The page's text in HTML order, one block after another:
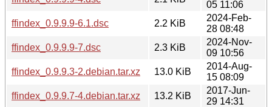
05 11:06
ffindex_0.9.9.9-6.1.dsc
2.2 KiB
2024-Feb-
28 08:48
ffindex_0.9.9.9-7.dsc
2.3 KiB
2024-Nov-
09 10:56
ffindex_0.9.9.3-2.debian.tar.xz
13.0 KiB
2014-Aug-
15 08:09
ffindex_0.9.9.7-4.debian.tar.xz
13.2 KiB
2017-Jun-
29 14:31